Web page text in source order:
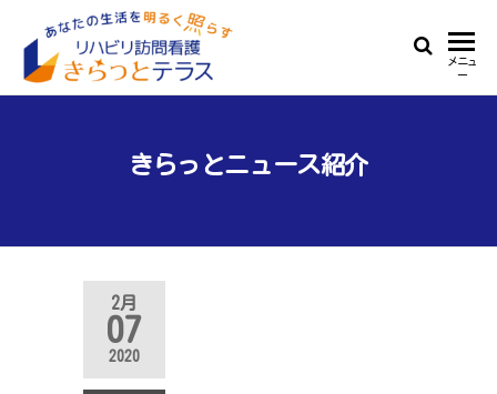
the
ハ
リ
問
生
メニュ
ー
きらっとニュース紹介
2月
07
2020